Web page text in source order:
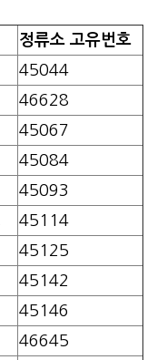
정류소 고유번호
45044
46628
45067
45084
45093
45114
45125
45142
45146
46645